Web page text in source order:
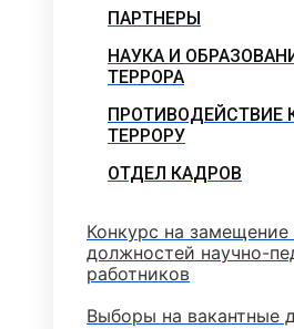
ПАРТНЕРЫ
НАУКА И
ТЕРРОРА
ПРОТИВОДЕЙСТВИЕ
ТЕРРОРУ
ОТДЕЛ КАДРОВ
Конкурс на замещение
должностей научно-
работников
Выборы на вакантные